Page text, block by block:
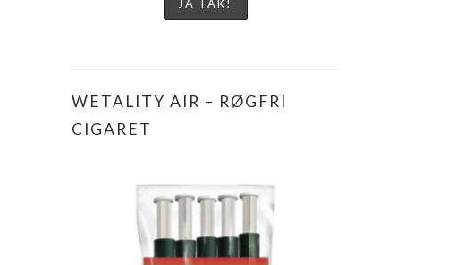
WETALITY AIR – RØGFRI
CIGARET